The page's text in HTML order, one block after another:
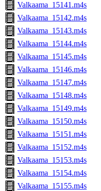
Valkaama_15141.m4s
Valkaama_15142.m4s
Valkaama_15143.m4s
Valkaama_15144.m4s
Valkaama_15145.m4s
Valkaama_15146.m4s
Valkaama_15147.m4s
Valkaama_15148.m4s
Valkaama_15149.m4s
Valkaama_15150.m4s
Valkaama_15151.m4s
Valkaama_15152.m4s
Valkaama_15153.m4s
Valkaama_15154.m4s
Valkaama_15155.m4s